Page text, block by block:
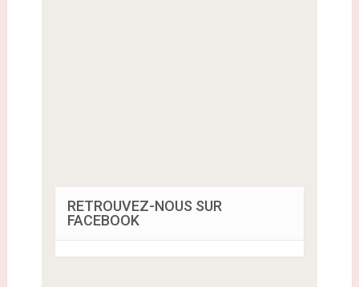
RETROUVEZ-NOUS SUR
FACEBOOK